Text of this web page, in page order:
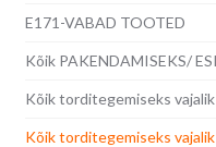
E171-VABAD TOOTED
Kõik PAKENDAMISEKS/
Kõik torditegemiseks
Kõik torditegemiseks